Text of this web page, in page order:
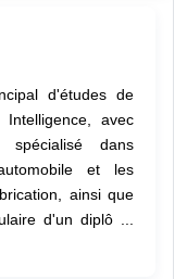
d'études de
avec
dans
et les
ainsi que
d'un diplô ...